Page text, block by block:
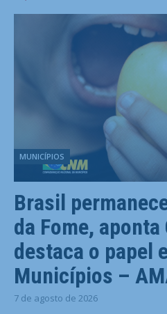
MUNICÍPIOS
Brasil
da Fome, aponta
destaca o papel
Municípios –
7 de agosto de 2026